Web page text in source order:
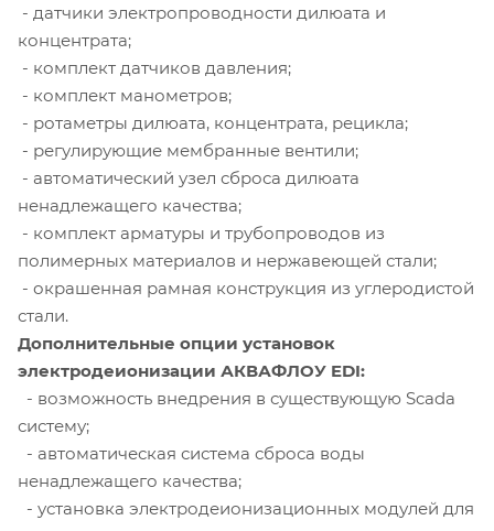
- датчики электропроводности дилюата и
концентрата;
- комплект датчиков давления;
- комплект манометров;
- ротаметры дилюата, концентрата, рецикла;
- регулирующие мембранные вентили;
- автоматический узел сброса дилюата
ненадлежащего качества;
- комплект арматуры и трубопроводов из
полимерных материалов и нержавеющей стали;
- окрашенная рамная конструкция из углеродистой
стали.
Дополнительные опции установок
электродеионизации АКВАФЛОУ EDI:
- возможность внедрения в существующую Scada
систему;
- автоматическая система сброса воды
ненадлежащего качества;
- установка электродеионизационных модулей для